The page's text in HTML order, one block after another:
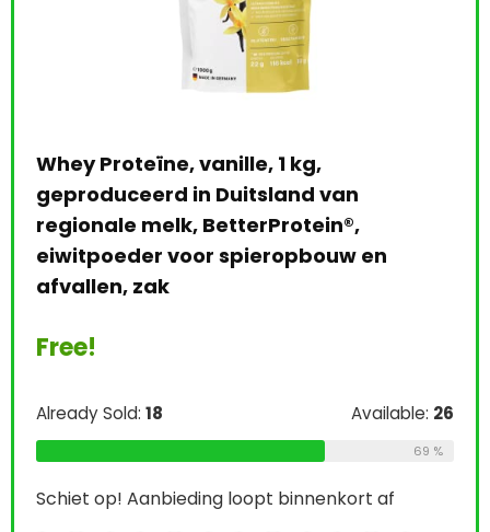
en
Available:26
af
Barebells Milkshake Protein Drink, 8
Already Sold:21